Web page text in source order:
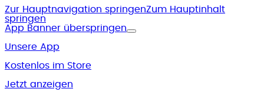
Zur Hauptnavigation springenZum Hauptinhalt
springen
App Banner überspringen
Unsere App
Kostenlos im Store
Jetzt anzeigen